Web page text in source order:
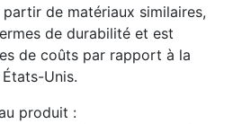
de matériaux similaires,
de durabilité et est
de coûts par rapport à la
Unis.
produit :